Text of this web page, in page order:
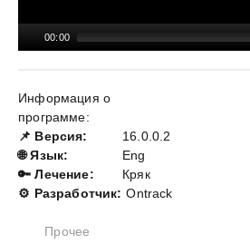
00:00
Информация о
программе:
📌 Версия:
16.0.0.2
🌐 Язык:
Eng
🔑 Лечение:
Кряк
⚙️ Разработчик: Ontrack
Прочее